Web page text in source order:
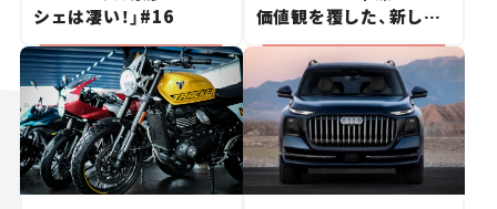
シェは凄い！」#16
価値観を覆した、新しい
ポルシェの走り。